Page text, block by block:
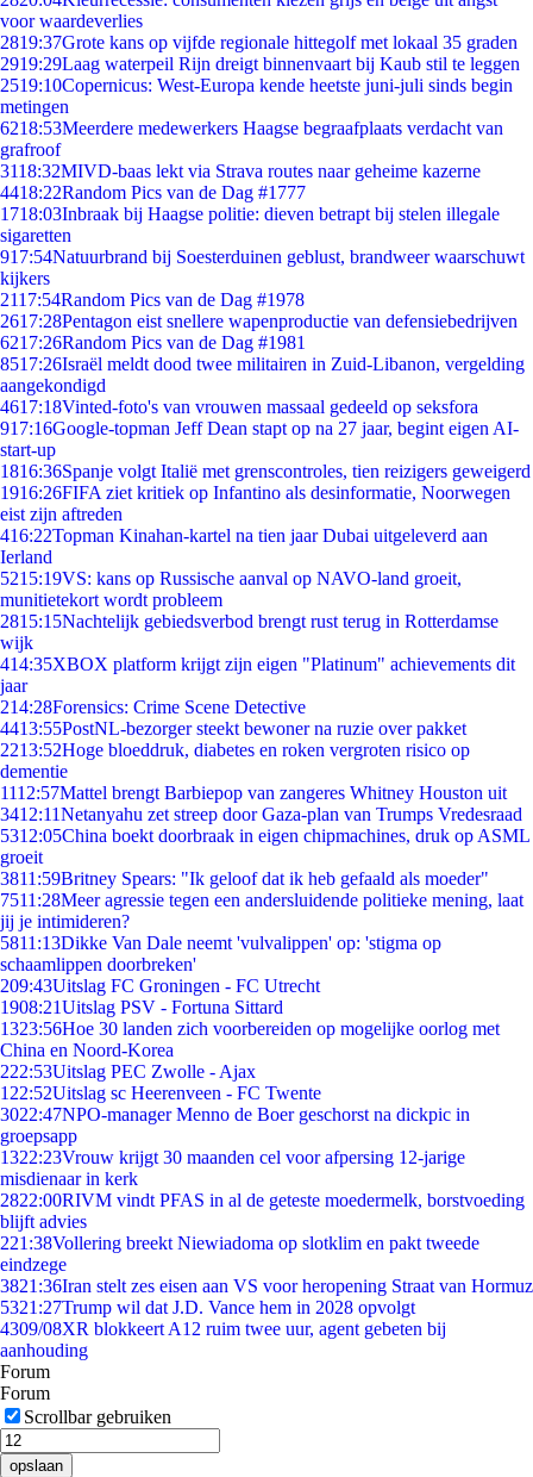
voor waardeverlies
2819:37Grote kans op vijfde regionale hittegolf met lokaal 35 graden
2919:29Laag waterpeil Rijn dreigt binnenvaart bij Kaub stil te leggen
2519:10Copernicus: West-Europa kende heetste juni-juli sinds begin
metingen
6218:53Meerdere medewerkers Haagse begraafplaats verdacht van
grafroof
3118:32MIVD-baas lekt via Strava routes naar geheime kazerne
4418:22Random Pics van de Dag #1777
1718:03Inbraak bij Haagse politie: dieven betrapt bij stelen illegale
sigaretten
917:54Natuurbrand bij Soesterduinen geblust, brandweer waarschuwt
kijkers
2117:54Random Pics van de Dag #1978
2617:28Pentagon eist snellere wapenproductie van defensiebedrijven
6217:26Random Pics van de Dag #1981
8517:26Israël meldt dood twee militairen in Zuid-Libanon, vergelding
aangekondigd
4617:18Vinted-foto's van vrouwen massaal gedeeld op seksfora
917:16Google-topman Jeff Dean stapt op na 27 jaar, begint eigen AI-
start-up
1816:36Spanje volgt Italië met grenscontroles, tien reizigers geweigerd
1916:26FIFA ziet kritiek op Infantino als desinformatie, Noorwegen
eist zijn aftreden
416:22Topman Kinahan-kartel na tien jaar Dubai uitgeleverd aan
Ierland
5215:19VS: kans op Russische aanval op NAVO-land groeit,
munitietekort wordt probleem
2815:15Nachtelijk gebiedsverbod brengt rust terug in Rotterdamse
wijk
414:35XBOX platform krijgt zijn eigen "Platinum" achievements dit
jaar
214:28Forensics: Crime Scene Detective
4413:55PostNL-bezorger steekt bewoner na ruzie over pakket
2213:52Hoge bloeddruk, diabetes en roken vergroten risico op
dementie
1112:57Mattel brengt Barbiepop van zangeres Whitney Houston uit
3412:11Netanyahu zet streep door Gaza-plan van Trumps Vredesraad
5312:05China boekt doorbraak in eigen chipmachines, druk op ASML
groeit
3811:59Britney Spears: "Ik geloof dat ik heb gefaald als moeder"
7511:28Meer agressie tegen een andersluidende politieke mening, laat
jij je intimideren?
5811:13Dikke Van Dale neemt 'vulvalippen' op: 'stigma op
schaamlippen doorbreken'
209:43Uitslag FC Groningen - FC Utrecht
1908:21Uitslag PSV - Fortuna Sittard
1323:56Hoe 30 landen zich voorbereiden op mogelijke oorlog met
China en Noord-Korea
222:53Uitslag PEC Zwolle - Ajax
1 22:52Uitslag sc Heerenveen - FC Twente
3022:47NPO-manager Menno de Boer geschorst na dickpic in
groepsapp
1322:23Vrouw krijgt 30 maanden cel voor afpersing 12-jarige
misdienaar in kerk
2822:00RIVM vindt PFAS in al de geteste moedermelk, borstvoeding
blijft advies
221:38Vollering breekt Niewiadoma op slotklim en pakt tweede
eindzege
3821:36Iran stelt zes eisen aan VS voor heropening Straat van Hormuz
5321:27Trump wil dat J.D. Vance hem in 2028 opvolgt
4309/08XR blokkeert A12 ruim twee uur, agent gebeten bij
aanhouding
Forum
Forum
Scrollbar gebruiken
opslaan